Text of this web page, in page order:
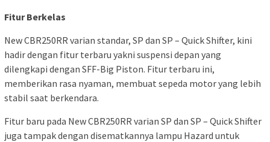
Fitur Berkelas
New CBR250RR varian standar, SP dan SP – Quick Shifter, kini
hadir dengan fitur terbaru yakni suspensi depan yang
dilengkapi dengan SFF-Big Piston. Fitur terbaru ini,
memberikan rasa nyaman, membuat sepeda motor yang lebih
stabil saat berkendara.
Fitur baru pada New CBR250RR varian SP dan SP – Quick Shifter
juga tampak dengan disematkannya lampu Hazard untuk